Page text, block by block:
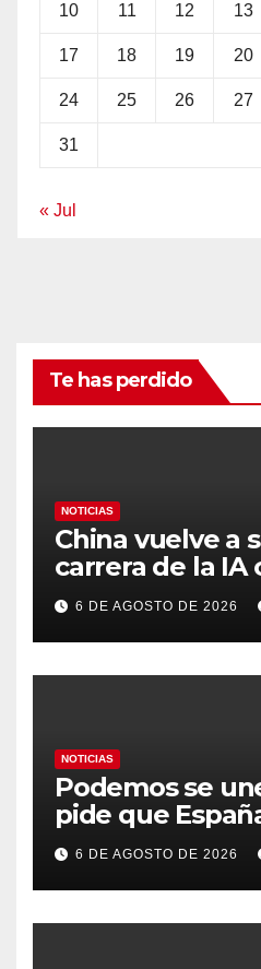
10 11 12 13
17 18 19 20
24 25 26 27
31
« Jul
Te has perdido
NOTICIAS
China vuelve a
carrera de la IA
modelo capaz
durante días
humana
6 DE AGOSTO DE 2026
NOTICIAS
Podemos se
pide que
el Mundial
Marruecos por
contra la
6 DE AGOSTO DE 2026